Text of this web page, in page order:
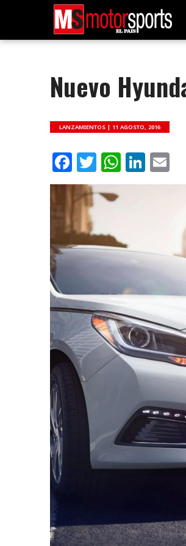
Nuevo
LANZAMIENTOS | 11 AGOSTO, 2016
Facebook
Twitter